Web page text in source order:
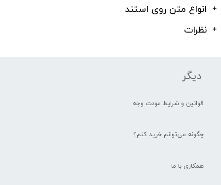
انواع متن روی استند
نظرات
دیگر
قوانین و شرایط عودت وجه
چگونه می‌توانم خرید کنم؟
همکاری با ما